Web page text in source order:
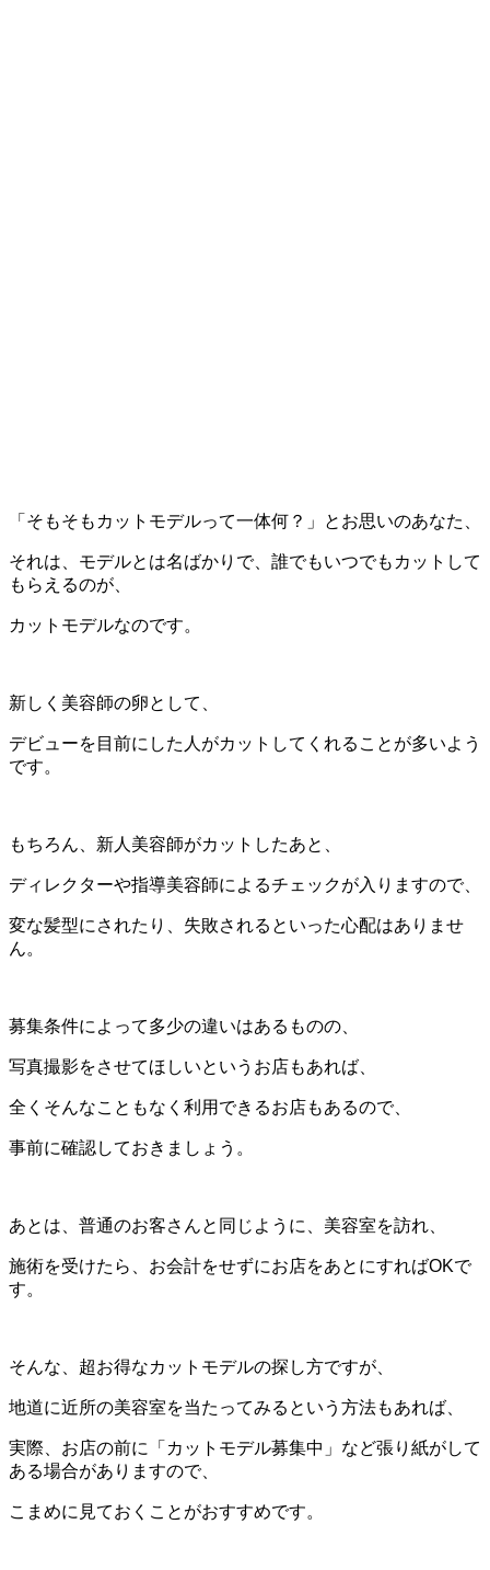
「そもそもカットモデルって一体何？」とお思いのあなた、
それは、モデルとは名ばかりで、誰でもいつでもカットして
もらえるのが、
カットモデルなのです。
新しく美容師の卵として、
デビューを目前にした人がカットしてくれることが多いよう
です。
もちろん、新人美容師がカットしたあと、
ディレクターや指導美容師によるチェックが入りますので、
変な髪型にされたり、失敗されるといった心配はありませ
ん。
募集条件によって多少の違いはあるものの、
写真撮影をさせてほしいというお店もあれば、
全くそんなこともなく利用できるお店もあるので、
事前に確認しておきましょう。
あとは、普通のお客さんと同じように、美容室を訪れ、
施術を受けたら、お会計をせずにお店をあとにすればOKで
す。
そんな、超お得なカットモデルの探し方ですが、
地道に近所の美容室を当たってみるという方法もあれば、
実際、お店の前に「カットモデル募集中」など張り紙がして
ある場合がありますので、
こまめに見ておくことがおすすめです。